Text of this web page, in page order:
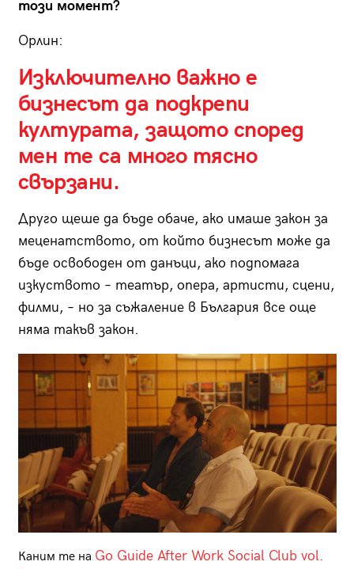
този момент?
Орлин:
Изключително важно е
бизнесът да подкрепи
културата, защото според
мен те са много тясно
свързани.
Друго щеше да бъде обаче, ако имаше закон за
меценатството, от който бизнесът може да
бъде освободен от данъци, ако подпомага
изкуството – театър, опера, артисти, сцени,
филми, – но за съжаление в България все още
няма такъв закон.
Каним те на Go Guide After Work Social Club vol.